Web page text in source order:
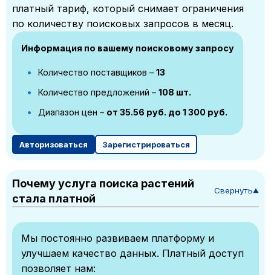
платный тариф, который снимает ограничения
по количеству поисковых запросов в месяц.
Информация по вашему поисковому запросу
Количество поставщиков – 13
Количество предложений – 108 шт.
Диапазон цен – от 35.56 руб. до 1 300 руб.
Авторизоваться Зарегистрироваться
Почему услуга поиска растений
стала платной
Свернуть▼
Мы постоянно развиваем платформу и
улучшаем качество данных. Платный доступ
позволяет нам: